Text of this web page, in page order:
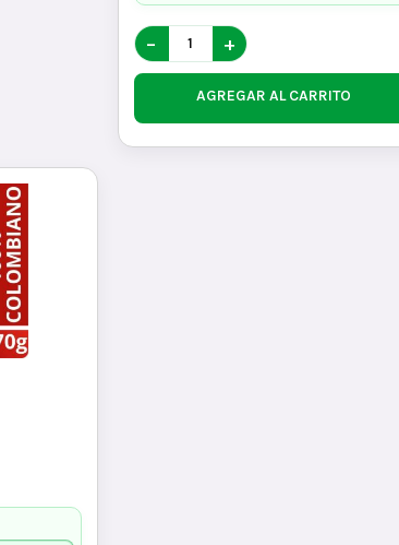
− +
AGREGAR AL CARRITO